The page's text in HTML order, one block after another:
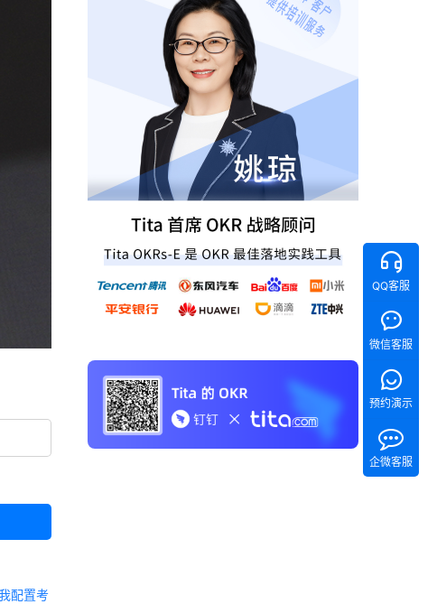
配置考
QQ客服
微信客服
预约演示
企微客服